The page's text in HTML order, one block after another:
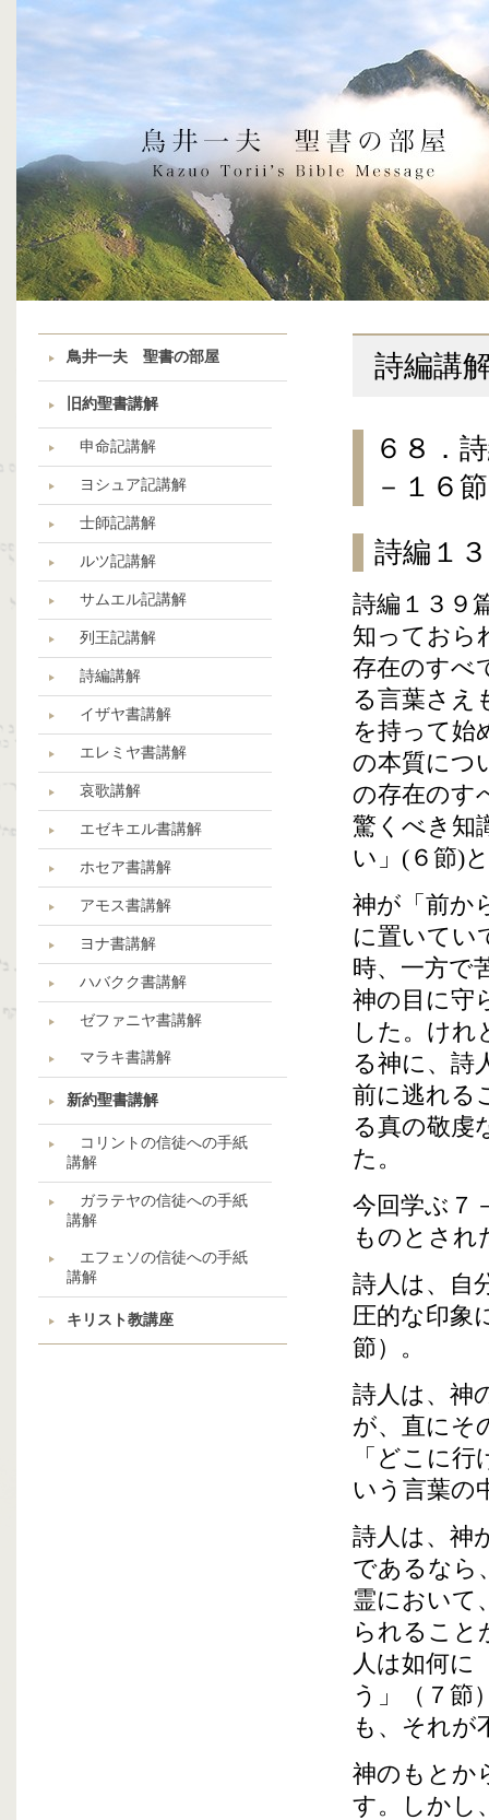
鳥井一夫 聖書の部屋
旧約聖書講解
申命記講解
ヨシュア記講解
士師記講解
ルツ記講解
サムエル記講解
列王記講解
詩編講解
イザヤ書講解
エレミヤ書講解
哀歌講解
エゼキエル書講解
ホセア書講解
アモス書講解
ヨナ書講解
ハバクク書講解
ゼファニヤ書講解
マラキ書講解
新約聖書講解
コリントの信徒への手紙
講解
ガラテヤの信徒への手紙
講解
エフェソの信徒への手紙
講解
キリスト教講座
詩編講
６８．
－１６
詩編１
詩編１３９
知っておら
存在のすべ
る言葉さえ
を持って始
の本質につ
の存在のす
驚くべき知
い」(６節)
神が「前か
に置いてい
時、一方で
神の目に守
した。けれ
る神に、詩
前に逃れる
る真の敬虔
た。
今回学ぶ７
ものとされ
詩人は、自
圧的な印象
節）。
詩人は、神
が、直にそ
「どこに
いう言葉の
詩人は、神
であるなら
霊において
られること
人は如何に
う」（７節
も、それが
神のもとか
す。しかし